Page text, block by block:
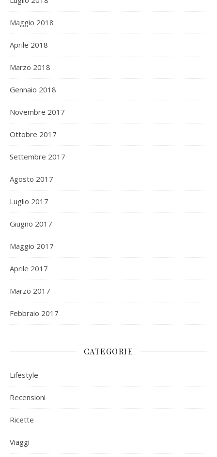
Maggio 2018
Aprile 2018
Marzo 2018
Gennaio 2018
Novembre 2017
Ottobre 2017
Settembre 2017
Agosto 2017
Luglio 2017
Giugno 2017
Maggio 2017
Aprile 2017
Marzo 2017
Febbraio 2017
CATEGORIE
Lifestyle
Recensioni
Ricette
Viaggi